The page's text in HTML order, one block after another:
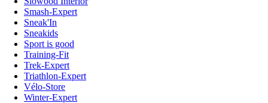
Smash-Expert
Sneak'In
Sneakids
Sport is good
Training-Fit
Trek-Expert
Triathlon-Expert
Vélo-Store
Winter-Expert